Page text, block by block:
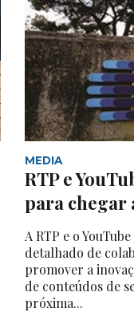
MEDIA
RTP e
para chegar
A RTP e o
detalhado de
promover a
de conteúdos de
próxima...